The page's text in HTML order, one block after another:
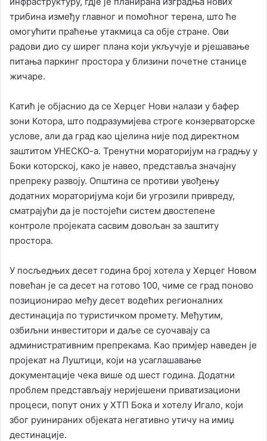
трибина између главног и помоћног терена, што ће
омогућити праћење утакмица са обје стране. Ови
радови дио су ширег плана који укључује и рјешавање
питања паркинг простора у близини почетне станице
жичаре.
Катић је објаснио да се Херцег Нови налази у бафер
зони Котора, што подразумијева строге конзерваторске
услове, али да град као цјелина није под директном
заштитом УНЕСКО-а. Тренутни мораторијум на градњу у
Боки которској, како је навео, представља значајну
препреку развоју. Општина се противи увођењу
додатних мораторијума који би угрозили привреду,
сматрајући да је постојећи систем двостепене
контроле пројеката сасвим довољан за заштиту
простора.
У посљедњих десет година број хотела у Херцег Новом
повећан је са десет на готово 100, чиме се град поново
позиционирао међу десет водећих регионалних
дестинација по туристичком промету. Међутим,
озбиљни инвеститори и даље се суочавају са
административним препрекама. Као примјер наведен је
пројекат на Луштици, који на усаглашавање
документације чека више од шест година. Додатни
проблем представљају неријешени приватизациони
процеси, попут оних у ХТП Бока и хотелу Игало, који
због руинираних објеката негативно утичу на имиџ
дестинације.